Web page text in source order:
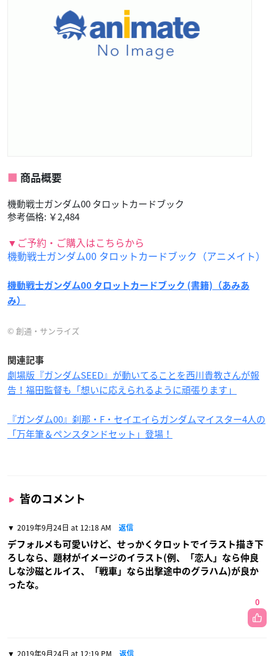
商品概要
機動戦士ガンダム00 タロットカードブック
参考価格: ￥2,484
▼ご予約・ご購入はこちらから
機動戦士ガンダム00 タロットカードブック（アニメイト）
機動戦士ガンダム00 タロットカードブック (書籍)（あみあ
み）
© 創通・サンライズ
関連記事
劇場版『ガンダムSEED』が動いてることを西川貴教さんが報
告！福田監督も「想いに応えられるように頑張ります」
『ガンダム00』刹那・F・セイエイらガンダムマイスター4人の
「万年筆＆ペンスタンドセット」登場！
皆のコメント
2019年9月24日 at 12:18 AM 返信
デフォルメも可愛いけど、せっかくタロットでイラスト描き下
ろしなら、題材がイメージのイラスト(例、「恋人」なら仲良
しな沙磁とルイス、「戦車」なら出撃途中のグラハム)が良か
ったな。
0
2019年9月24日 at 12:19 PM 返信